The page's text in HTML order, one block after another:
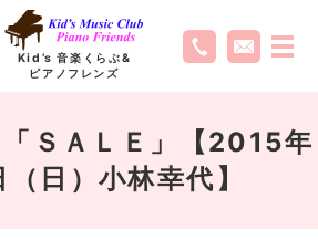
Kid’s 音楽くらぶ&
ピアノフレンズ
ＳＡＬＥ」【2015年
日）小林幸代】